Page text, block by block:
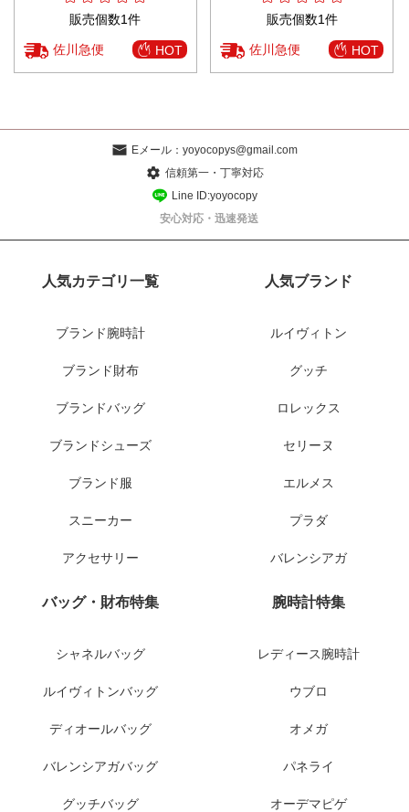
販売個数1件
佐川急便 HOT
販売個数1件
佐川急便 HOT
Eメール： yoyocopys@gmail.com
信頼第一・丁寧対応
Line ID:yoyocopy
安心対応・迅速発送
人気カテゴリ一覧
ブランド腕時計
ブランド財布
ブランドバッグ
ブランドシューズ
ブランド服
スニーカー
アクセサリー
人気ブランド
ルイヴィトン
グッチ
ロレックス
セリーヌ
エルメス
プラダ
バレンシアガ
バッグ・財布特集
シャネルバッグ
ルイヴィトンバッグ
ディオールバッグ
バレンシアガバッグ
グッチバッグ
腕時計特集
レディース腕時計
ウブロ
オメガ
パネライ
オーデマピゲ